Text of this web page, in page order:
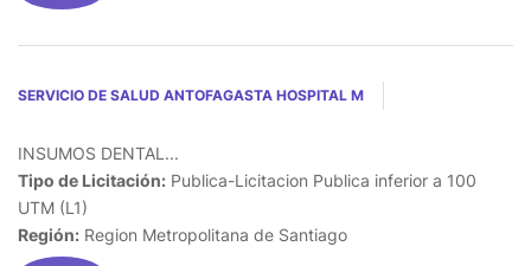
SERVICIO DE SALUD ANTOFAGASTA HOSPITAL M
INSUMOS DENTAL...
Tipo de Licitación: Publica-Licitacion Publica inferior a 100
UTM (L1)
Región: Region Metropolitana de Santiago